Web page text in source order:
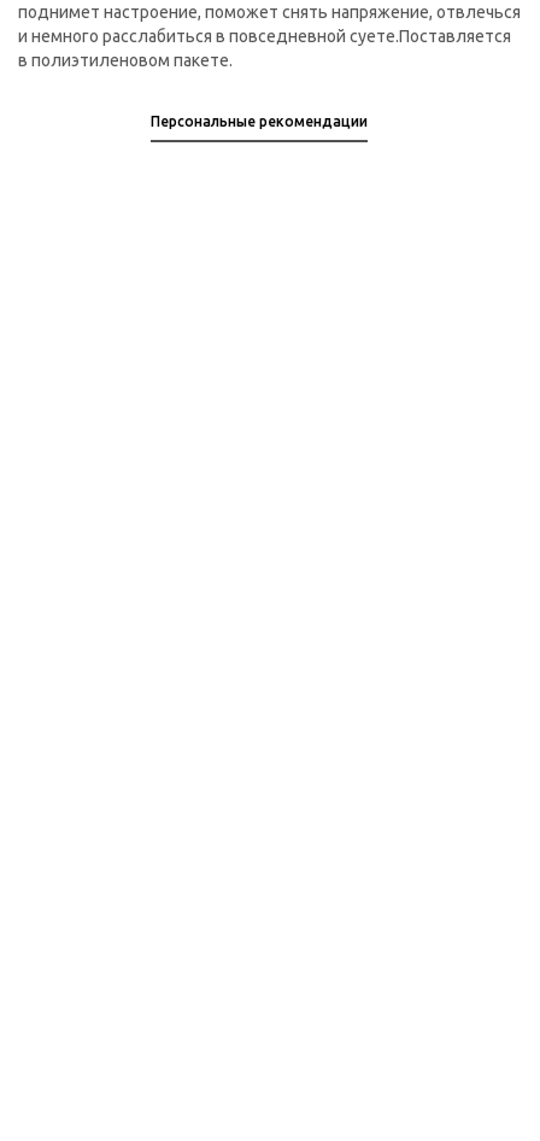
поднимет настроение, поможет снять напряжение, отвлечься
и немного расслабиться в повседневной суете.Поставляется
в полиэтиленовом пакете.
Персональные рекомендации